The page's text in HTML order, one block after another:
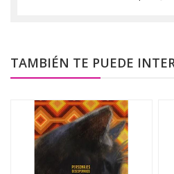
TAMBIÉN TE PUEDE